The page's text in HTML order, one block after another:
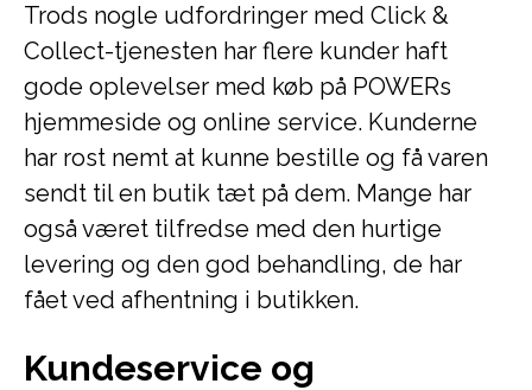
Trods nogle udfordringer med Click &
Collect-tjenesten har flere kunder haft
gode oplevelser med køb på POWERs
hjemmeside og online service. Kunderne
har rost nemt at kunne bestille og få varen
sendt til en butik tæt på dem. Mange har
også været tilfredse med den hurtige
levering og den god behandling, de har
fået ved afhentning i butikken.
Kundeservice og